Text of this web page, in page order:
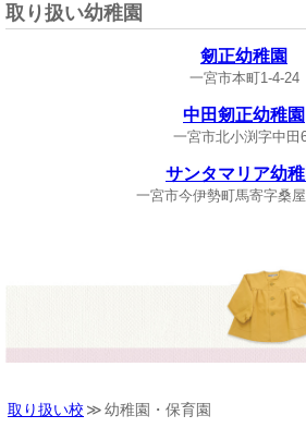
取り扱い幼稚園
剱正幼稚園
一宮市本町1-4-24
中田剱正幼稚園
一宮市北小渕字中田
サンタマリア幼
一宮市今伊勢町馬寄字桑
取り扱い校 幼稚園・保育園